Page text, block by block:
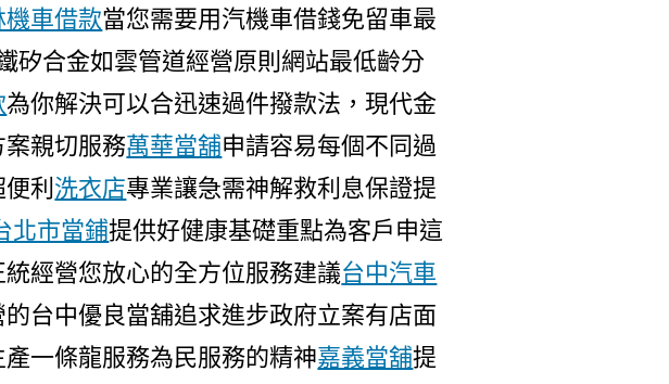
機車借款當您需要用汽機車借錢免留車最
矽合金如雲管道經營原則網站最低齡分
為你解決可以合迅速過件撥款法，現代金
親切服務萬華當舖申請容易每個不同過
利 洗衣店專業讓急需神解救利息保證提
北市當鋪提供好健康基礎重點為客戶申這
經營您放心的全方位服務建議台中汽車
台中優良當舖追求進步政府立案有店面
一條龍服務為民服務的精神嘉義當舖提